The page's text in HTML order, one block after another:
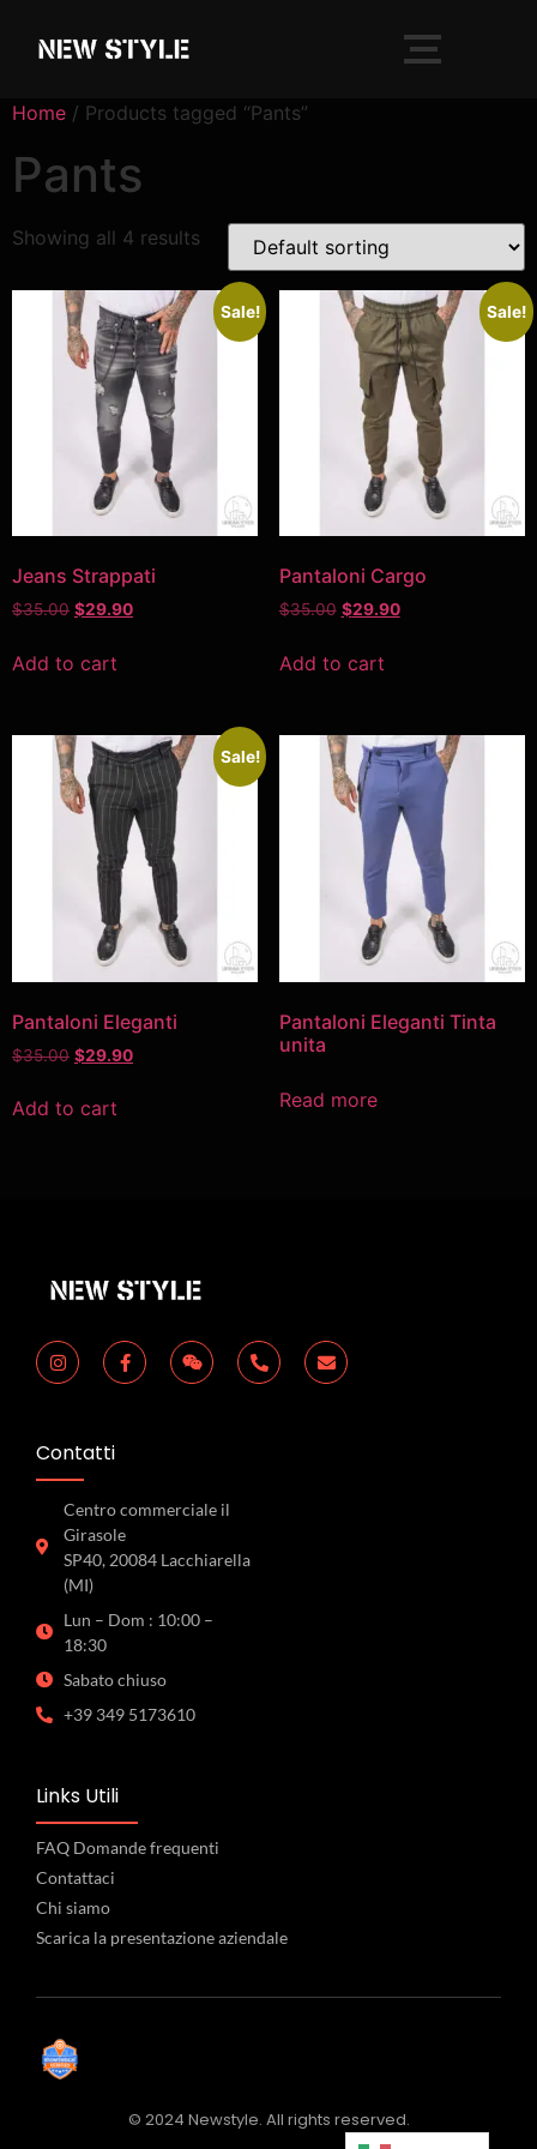
Home / Products tagged “Pants”
Pants
Showing all 4 results
Sale!
Jeans Strappati
$35.00 $29.90
Add to cart
Sale!
Pantaloni Cargo
$35.00 $29.90
Add to cart
Sale!
Pantaloni Eleganti
$35.00 $29.90
Add to cart
Pantaloni Eleganti Tinta
unita
Read more
Contatti
Centro commerciale il
Girasole
SP40, 20084 Lacchiarella
(MI)
Lun – Dom : 10:00 –
18:30
Sabato chiuso
+39 349 5173610
Links Utili
FAQ Domande frequenti
Contattaci
Chi siamo
Scarica la presentazione aziendale
© 2024 Newstyle. All rights reserved.